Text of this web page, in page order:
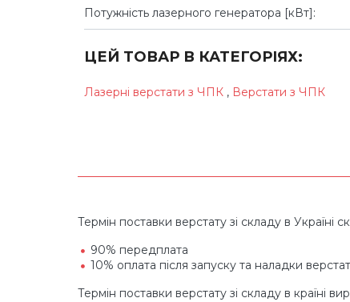
Потужність лазерного генератора [кВт]:
ЦЕЙ ТОВАР В КАТЕГОРІЯХ:
Лазерні верстати з ЧПК , Верстати з ЧПК
Термін поставки верстату зі складу в Україні
90% передплата
10% оплата після запуску та наладки
Термін поставки верстату зі складу в країні